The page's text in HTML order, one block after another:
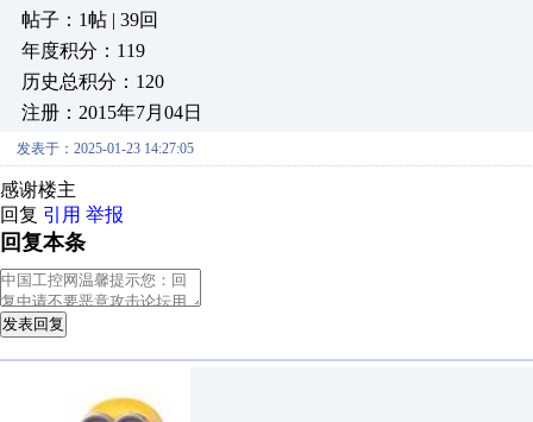
帖子：1帖 | 39回
年度积分：119
历史总积分：120
注册：2015年7月04日
发表于：2025-01-23 14:27:05
感谢楼主
回复 引用 举报
回复本条
发表回复